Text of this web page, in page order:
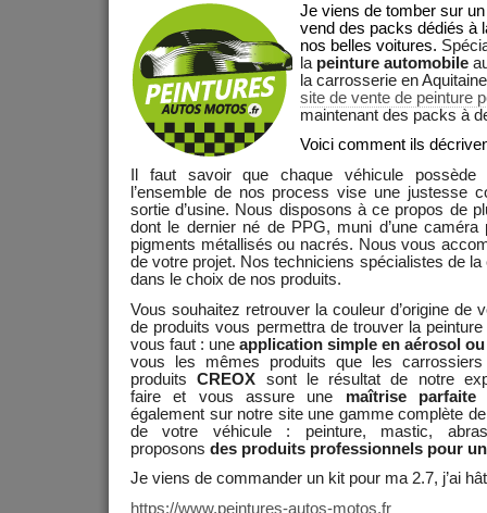
Je viens de tomber sur
vend des packs dédiés à
nos belles voitures.
la peinture automobile
la carrosserie en
site de vente de peinture
maintenant des packs à
Voici comment ils
Il faut savoir que chaque véhicule
l’ensemble de nos process vise une justesse
sortie d’usine. Nous disposons à ce propos de
dont le dernier né de PPG, muni d’une
pigments métallisés ou nacrés. Nous vous
de votre projet. Nos techniciens spécialistes de
dans le choix de nos produits.
Vous souhaitez retrouver la couleur d’origine de
de produits vous permettra de trouver la peinture
vous faut : une application simple en aérosol
vous les mêmes produits que les
produitsCREOX sont le résultat de notre
faire et vous assure une maîtrise parfaite
également sur notre site une gamme complète
de votre véhicule : peinture, mastic,
proposons des produits professionnels pour
Je viens de commander un kit pour ma 2.7, j’ai
https://www.peintures-autos-motos.fr